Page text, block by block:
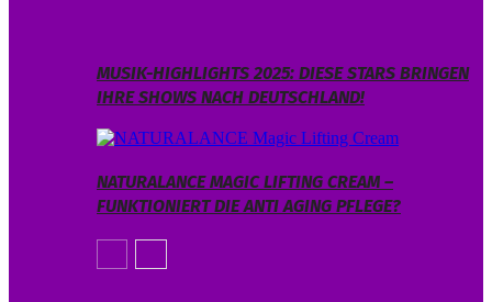
MUSIK-HIGHLIGHTS 2025: DIESE STARS BRINGEN
IHRE SHOWS NACH DEUTSCHLAND!
NATURALANCE MAGIC LIFTING CREAM –
FUNKTIONIERT DIE ANTI AGING PFLEGE?